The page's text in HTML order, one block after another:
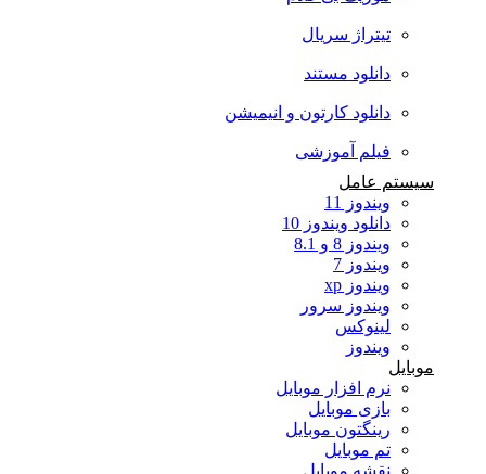
تیتراژ سریال
دانلود مستند
دانلود کارتون و انیمیشن
فیلم آموزشی
سیستم عامل
ویندوز 11
دانلود ویندوز 10
ویندوز 8 و 8.1
ویندوز 7
ویندوز xp
ویندوز سرور
لینوکس
ویندوز
موبایل
نرم افزار موبایل
بازی موبایل
رینگتون موبایل
تم موبایل
نقشه موبایل